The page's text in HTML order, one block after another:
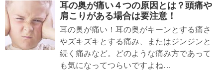
耳の奥が痛い４つの原因とは？頭痛や
肩こりがある場合は要注意！
耳の奥が痛い！耳の奥がキーンとする痛さ
やズキズキとする痛み、またはジンジンと
続く痛みなど。どのような痛み方であって
も気になってつらいですよね…